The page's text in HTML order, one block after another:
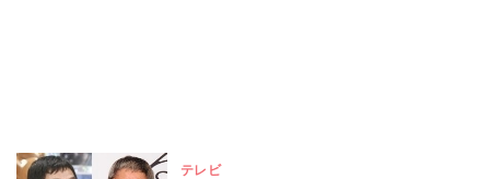
テレビ